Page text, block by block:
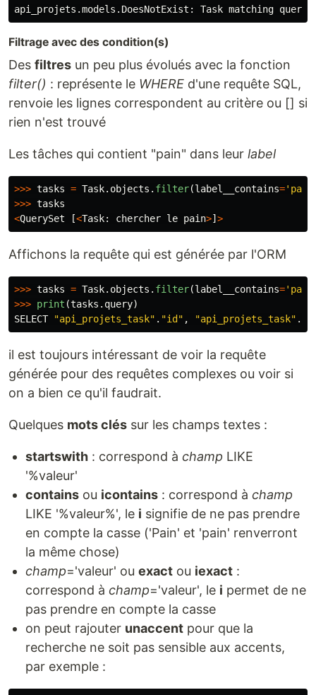
api_projets .models . DoesNotExist : Task matching query
Filtrage avec des condition(s)
Des filtres un peu plus évolués avec la fonction
filter() : représente le WHERE d'une requête SQL,
renvoie les lignes correspondent au critère ou [] si
rien n'est trouvé
Les tâches qui contient "pain" dans leur label
>>> tasks = Task. objects . filter(label__contains=' pain
>>> tasks
<QuerySet [<Task: chercher le pain>] >
Affichons la requête qui est générée par l'ORM
>>> tasks = Task. objects . filter(label__contains=' pain
>>> print (tasks . query)
SELECT
"api_projets_task" . "id " , "api_projets_task" .
il est toujours intéressant de voir la requête
générée pour des requêtes complexes ou voir si
on a bien ce qu'il faudrait.
Quelques mots clés sur les champs textes :
startswith : correspond à champ LIKE
'%valeur'
contains ou icontains : correspond à champ
LIKE '%valeur%', le i signifie de ne pas prendre
en compte la casse ('Pain' et 'pain' renverront
la même chose)
champ='valeur' ou exact ou iexact :
correspond à champ='valeur', le i permet de ne
pas prendre en compte la casse
on peut rajouter unaccent pour que la
recherche ne soit pas sensible aux accents,
par exemple :